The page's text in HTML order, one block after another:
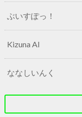
ぶいすぽっ！
Kizuna AI
ななしいんく